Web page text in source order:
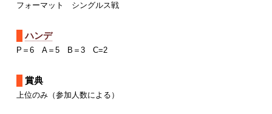
フォーマット シングルス戦
ハンデ
P＝6 A＝5 B＝3 C=2
賞典
上位のみ（参加人数による）